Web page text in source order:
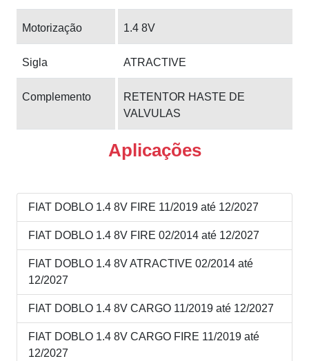
Motorização 1.4 8V
Sigla ATRACTIVE
Complemento
RETENTOR HASTE DE
VALVULAS
Aplicações
FIAT DOBLO 1.4 8V FIRE 11/2019 até 12/2027
FIAT DOBLO 1.4 8V FIRE 02/2014 até 12/2027
FIAT DOBLO 1.4 8V ATRACTIVE 02/2014 até
12/2027
FIAT DOBLO 1.4 8V CARGO 11/2019 até 12/2027
FIAT DOBLO 1.4 8V CARGO FIRE 11/2019 até
12/2027